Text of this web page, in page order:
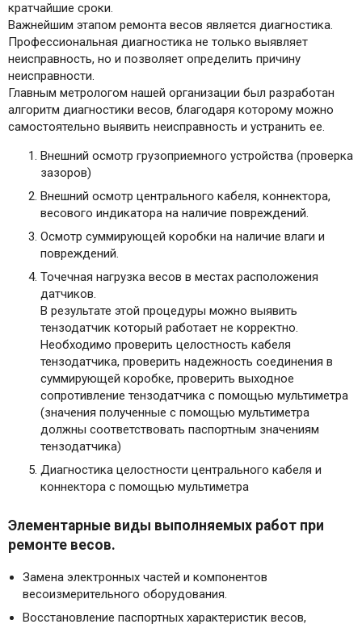
кратчайшие сроки.
Важнейшим этапом ремонта весов является диагностика.
Профессиональная диагностика не только выявляет
неисправность, но и позволяет определить причину
неисправности.
Главным метрологом нашей организации был разработан
алгоритм диагностики весов, благодаря которому можно
самостоятельно выявить неисправность и устранить ее.
Внешний осмотр грузоприемного устройства (проверка
зазоров)
Внешний осмотр центрального кабеля, коннектора,
весового индикатора на наличие повреждений.
Осмотр суммирующей коробки на наличие влаги и
повреждений.
Точечная нагрузка весов в местах расположения
датчиков.
В результате этой процедуры можно выявить
тензодатчик который работает не корректно.
Необходимо проверить целостность кабеля
тензодатчика, проверить надежность соединения в
суммирующей коробке, проверить выходное
сопротивление тензодатчика с помощью мультиметра
(значения полученные с помощью мультиметра
должны соответствовать паспортным значениям
тензодатчика)
Диагностика целостности центрального кабеля и
коннектора с помощью мультиметра
Элементарные виды выполняемых работ при
ремонте весов.
Замена электронных частей и компонентов
весоизмерительного оборудования.
Восстановление паспортных характеристик весов,